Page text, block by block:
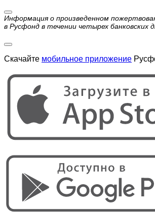
Информация о произведенном
в Русфонд в течении четырех банковских
Скачайте мобильное приложение